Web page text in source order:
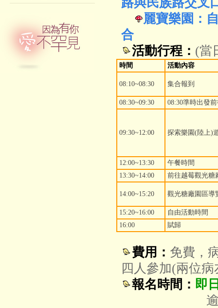
麗寶樂園：
合
活動行程： (當
時間 活動內容
08:10~08:30 集合報到
08:30~09:30 08:30準時出發
09:30~12:00 探索樂園(陸上)
12:00~13:30
午餐時間
13:30~14:00
前往越莓觀光糖
14:00~15:20 觀光糖廠園區導
15:20~16:00
自由活動時間
16:00
賦歸
費用： 免費，
四人參加(兩位
報名時間： 即